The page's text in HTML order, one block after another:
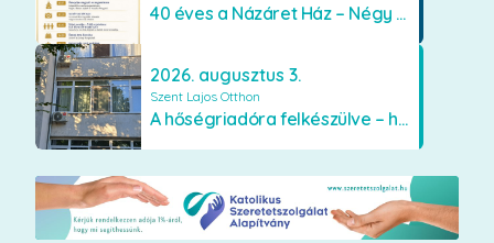
40 éves a Názáret Ház – Négy évtized szeretetben és gondoskodásban
2026. augusztus 3.
Szent Lajos Otthon
A hőségriadóra felkészülve – hűsítő fejlesztések a Szent Lajos Otthonban